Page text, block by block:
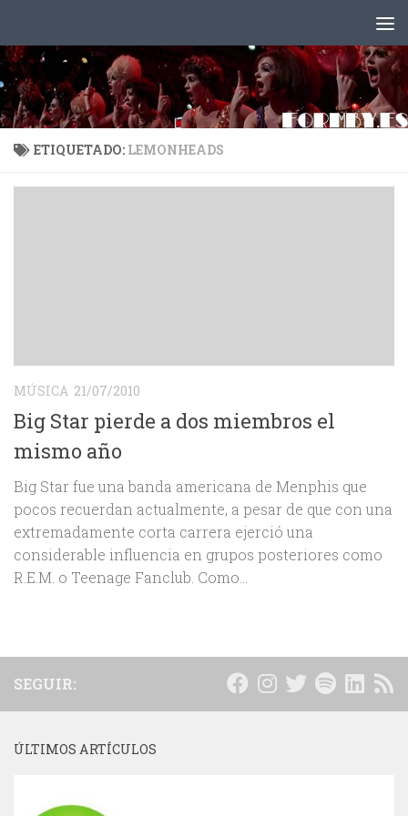
ETIQUETADO: LEMONHEADS
MÚSICA 21/07/2010
Big Star pierde a dos miembros el
mismo año
Big Star fue una banda americana de Menphis que
pocos recuerdan actualmente, a pesar de que con una
extremadamente corta carrera ejerció una
considerable influencia en grupos posteriores como
R.E.M. o Teenage Fanclub. Como...
SEGUIR:
ÚLTIMOS ARTÍCULOS